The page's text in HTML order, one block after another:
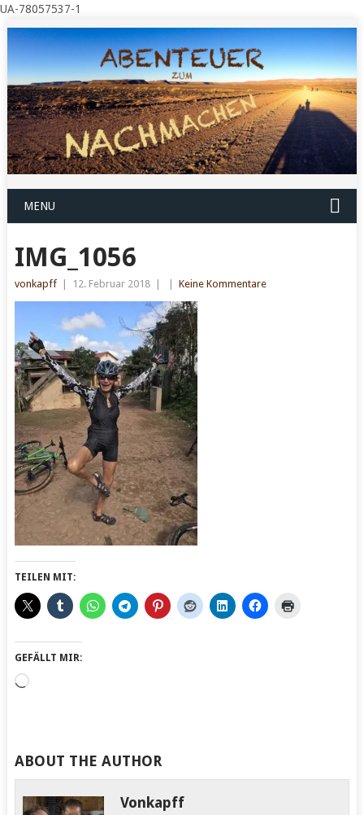
UA-78057537-1
MENU
IMG_1056
vonkapff 12. Februar 2018 Keine Kommentare
TEILEN MIT:
GEFÄLLT MIR:
Wird
ABOUT THE AUTHOR
Vonkapff